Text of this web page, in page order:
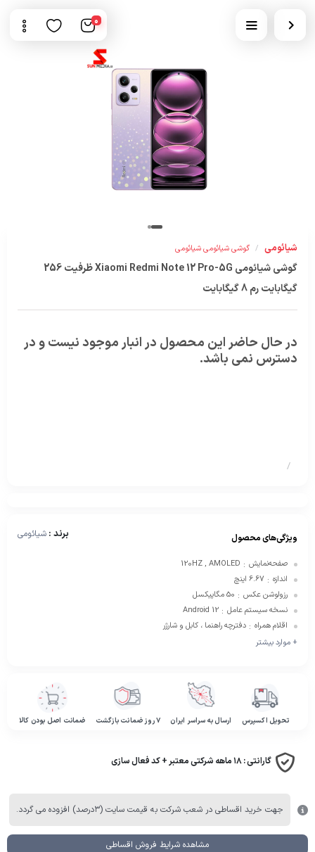
0
شیائومی / گوشی شیائومی شیائومی
گوشی شیائومی Xiaomi Redmi Note 12 Pro-5G ظرفیت 256
گیگابایت رم 8 گیگابایت
در حال حاضر این محصول در انبار موجود نیست و در
دسترس نمی باشد.
/
برند : شیائومی ویژگی‌های محصول
صفحه‌نمایش :
120HZ , AMOLED
اندازه : 6.67 اینچ
رزولوشن عکس : 50 مگاپیکسل
نسخه سیستم عامل :
Android 12
اقلام همراه : دفترچه‌ راهنما ، کابل و شارژر
+ موارد بیشتر
تحویل اکسپرس ارسال به سراسر ایران ۷ روز ضمانت بازگشت ضمانت اصل بودن کالا
گارانتی :۱۸ ماهه شرکتی معتبر + کد فعال سازی
جهت خرید اقساطی در شعب شرکت به قیمت سایت (۳درصد) افزوده می گردد.
مشاهده شرایط فروش اقساطی